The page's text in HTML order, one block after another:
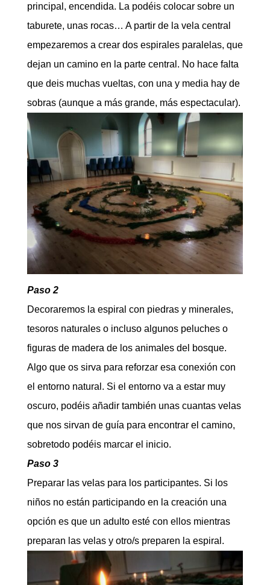
principal, encendida. La podéis colocar sobre un
taburete, unas rocas… A partir de la vela central
empezaremos a crear dos espirales paralelas, que
dejan un camino en la parte central. No hace falta
que deis muchas vueltas, con una y media hay de
sobras (aunque a más grande, más espectacular).
Paso 2
Decoraremos la espiral con piedras y minerales,
tesoros naturales o incluso algunos peluches o
figuras de madera de los animales del bosque.
Algo que os sirva para reforzar esa conexión con
el entorno natural. Si el entorno va a estar muy
oscuro, podéis añadir también unas cuantas velas
que nos sirvan de guía para encontrar el camino,
sobretodo podéis marcar el inicio.
Paso 3
Preparar las velas para los participantes. Si los
niños no están participando en la creación una
opción es que un adulto esté con ellos mientras
preparan las velas y otro/s preparen la espiral.